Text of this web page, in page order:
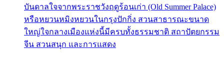
บันดาลใจจากพระราชวังฤดูร้อนเก่า (Old Summer Palace)
หรือหยวนหมิงหยวนในกรุงปักกิ่ง สวนสาธารณะขนาด
ใหญ่ใจกลางเมืองแห่งนี้มีครบทั้งธรรมชาติ สถาปัตยกรรม
จีน สวนสนุก และการแสดง